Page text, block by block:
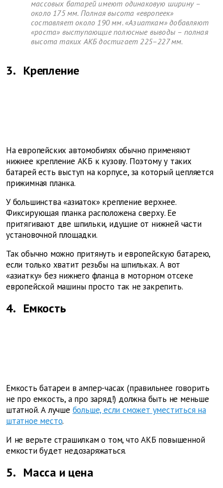
массовых батарей имеют одинаковую ширину –
около 175 мм. Полная высота «европеек»
составляет около 190 мм. «Азиаткам» добавляют
«роста» выступающие полюсные выводы – полная
высота таких АКБ достигает 225–227 мм.
3. Крепление
На европейских автомобилях обычно применяют
нижнее крепление АКБ к кузову. Поэтому у таких
батарей есть выступ на корпусе, за который цепляется
прижимная планка.
У большинства «азиаток» крепление верхнее.
Фиксирующая планка расположена сверху. Ее
притягивают две шпильки, идущие от нижней части
установочной площадки.
Так обычно можно притянуть и европейскую батарею,
если только хватит резьбы на шпильках. А вот
«азиатку» без нижнего фланца в моторном отсеке
европейской машины просто так не закрепить.
4. Емкость
Емкость батареи в ампер-часах (правильнее говорить
не про емкость, а про заряд!) должна быть не меньше
штатной. А лучше больше, если сможет уместиться на
штатное место.
И не верьте страшилкам о том, что АКБ повышенной
емкости будет недозаряжаться.
5. Масса и цена